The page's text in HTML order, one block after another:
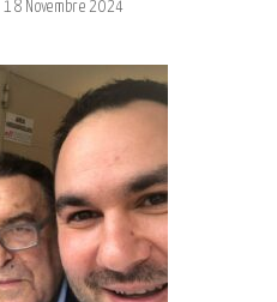
18 Novembre 2024